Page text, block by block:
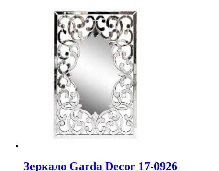
Индия(104)
Италия(399)
(3)
Польша(19)
Россия(26)
Турция(66)
Испания(797)
Зеркало Garda Decor 17-0926